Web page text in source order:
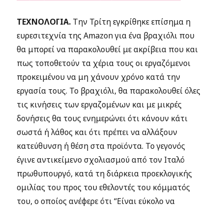
ΤΕΧΝΟΛΟΓΙΑ. Την Τρίτη εγκρίθηκε επίσημα η
ευρεσιτεχνία της Amazon για ένα βραχιόλι που
θα μπορεί να παρακολουθεί με ακρίβεια που και
πως τοποθετούν τα χέρια τους οι εργαζόμενοι
προκειμένου να μη χάνουν χρόνο κατά την
εργασία τους. Το βραχιόλι, θα παρακολουθεί όλες
τις κινήσεις των εργαζομένων και με μικρές
δονήσεις θα τους ενημερώνει ότι κάνουν κάτι
σωστά ή λάθος και ότι πρέπει να αλλάξουν
κατεύθυνση ή θέση στα προϊόντα. Το γεγονός
έγινε αντικείμενο σχολιασμού από τον Ιταλό
πρωθυπουργό, κατά τη διάρκεια προεκλογικής
ομιλίας του προς του εθελοντές του κόμματός
του, ο οποίος ανέφερε ότι “Είναι εύκολο να